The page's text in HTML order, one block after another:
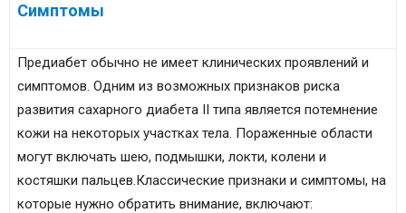
Симптомы
Предиабет обычно не имеет клинических проявлений и
симптомов. Одним из возможных признаков риска
развития сахарного диабета II типа является потемнение
кожи на некоторых участках тела. Пораженные области
могут включать шею, подмышки, локти, колени и
костяшки пальцев.Классические признаки и симптомы, на
которые нужно обратить внимание, включают: